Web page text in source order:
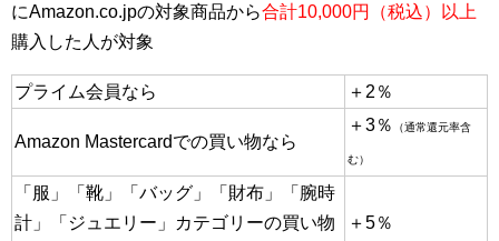
にAmazon.co.jpの対象商品から合計10,000円（税込）以上
購入した人が対象
プライム会員なら ＋2％
Amazon Mastercardでの買い物なら
＋3％ （通常還元率含
む）
「服」「靴」「バッグ」「財布」「腕時
計」「ジュエリー」カテゴリーの買い物
＋5％